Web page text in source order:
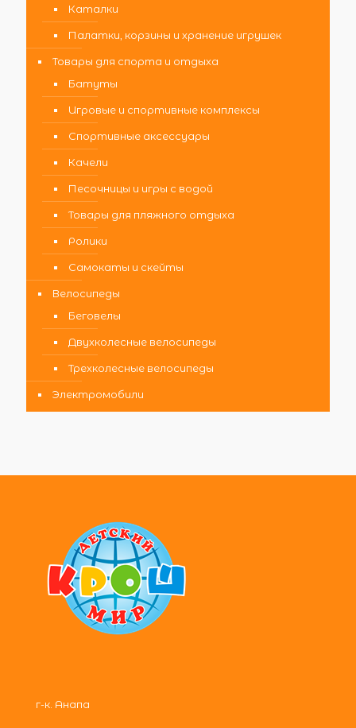
Каталки
Палатки, корзины и хранение игрушек
Товары для спорта и отдыха
Батуты
Игровые и спортивные комплексы
Спортивные аксессуары
Качели
Песочницы и игры с водой
Товары для пляжного отдыха
Ролики
Самокаты и скейты
Велосипеды
Беговелы
Двухколесные велосипеды
Трехколесные велосипеды
Электромобили
г-к. Анапа